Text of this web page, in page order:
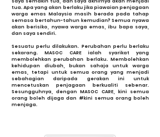
tua. Apa yang akan berlaku jika piawaian penjagaan
warga emas Malaysia masih berada pada tahap
semasa bertahun-tahun kemudian? Semua nyawa
akan berisiko, nyawa warga emas, ibu bapa saya,
dan saya sendiri.
Sesuatu perlu dilakukan. Perubahan perlu berlaku
sekarang. MASOC CARE ialah syarikat yang
membolehkan perubahan berlaku. Membolehkan
kehidupan diubah, bukan sahaja untuk warga
emas, tetapi untuk semua orang yang menjadi
sebahagian daripada gerakan ini untuk
mencetuskan penjagaan berkualiti sebenar.
Sesungguhnya, dengan MASOC CARE, kini semua
orang boleh dijaga dan #kini semua orang boleh
menjaga.